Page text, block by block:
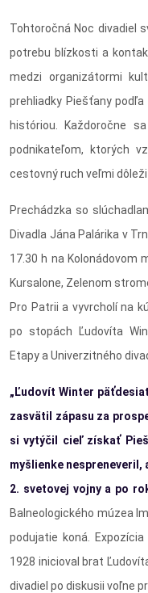
Tohtoročná Noc divadiel
potrebu blízkosti a
medzi organizátormi
prehliadky Piešťany
históriou. Každoročne
podnikateľom, ktorých
cestovný ruch veľmi
Prechádzka so
Divadla Jána Palárika v
17.30 h na Kolonádovom
Kursalone, Zelenom
Pro Patrii a vyvrcholí na
po stopách Ľudovíta
Etapy a Univerzitného
„Ľudovít Winter
zasvätil zápasu za
si vytýčil cieľ získať
myšlienke nespreneveril,
2. svetovej vojny a po
Balneologického múzea
podujatie koná.
1928 inicioval brat
divadiel po diskusii voľne